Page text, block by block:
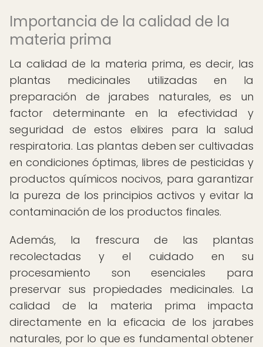
Importancia de la calidad de la
materia prima
La calidad de la materia prima, es decir, las
plantas medicinales utilizadas en la
preparación de jarabes naturales, es un
factor determinante en la efectividad y
seguridad de estos elixires para la salud
respiratoria. Las plantas deben ser cultivadas
en condiciones óptimas, libres de pesticidas y
productos químicos nocivos, para garantizar
la pureza de los principios activos y evitar la
contaminación de los productos finales.
Además, la frescura de las plantas
recolectadas y el cuidado en su
procesamiento son esenciales para
preservar sus propiedades medicinales. La
calidad de la materia prima impacta
directamente en la eficacia de los jarabes
naturales, por lo que es fundamental obtener